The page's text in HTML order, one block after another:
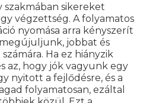
szakmában sikereket
végzettség. A folyamatos
nyomása arra kényszerít
jobbat és
Ha ez hiányzik
az, hogy jók vagyunk egy
nyitott a fejlődésre, és a
folyamatosan, ezáltal